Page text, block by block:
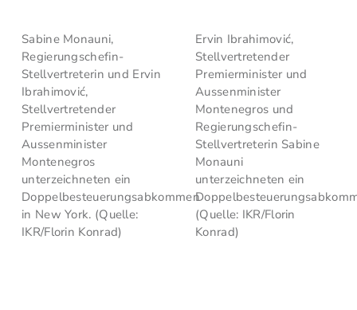
Sabine Monauni,
Regierungschefin-
Stellvertreterin und Ervin
Ibrahimović,
Stellvertretender
Premierminister und
Aussenminister
Montenegros
unterzeichneten ein
Doppelbesteuerungsabkommen
in New York. (Quelle:
IKR/Florin Konrad)
Ervin Ibrahimović,
Stellvertretender
Premierminister und
Aussenminister
Montenegros und
Regierungschefin-
Stellvertreterin Sabine
Monauni
unterzeichneten ein
(Quelle: IKR/Florin
Konrad)